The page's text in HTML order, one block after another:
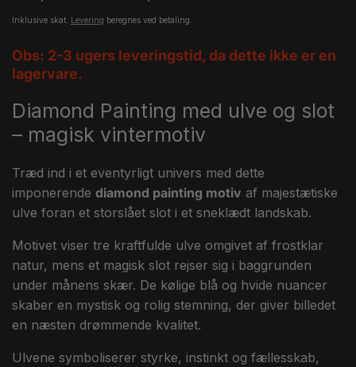
Inklusive skat. Levering beregnes ved betaling.
Obs: 2-3 ugers leveringstid, da dette ikke er en
lagervare.
Diamond Painting med ulve og slot
– magisk vintermotiv
Træd ind i et eventyrligt univers med dette
imponerende diamond painting motiv af majestætiske
ulve foran et storslået slot i et sneklædt landskab.
Motivet viser tre kraftfulde ulve omgivet af frostklar
natur, mens et magisk slot rejser sig i baggrunden
under månens skær. De kølige blå og hvide nuancer
skaber en mystisk og rolig stemning, der giver billedet
en næsten drømmende kvalitet.
Ulvene symboliserer styrke, instinkt og fællesskab,